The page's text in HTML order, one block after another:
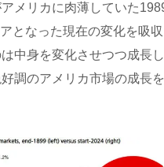
メリカに肉薄していた
となった現在の変化を吸
中身を変化させつつ成長し
調のアメリカ市場の成長